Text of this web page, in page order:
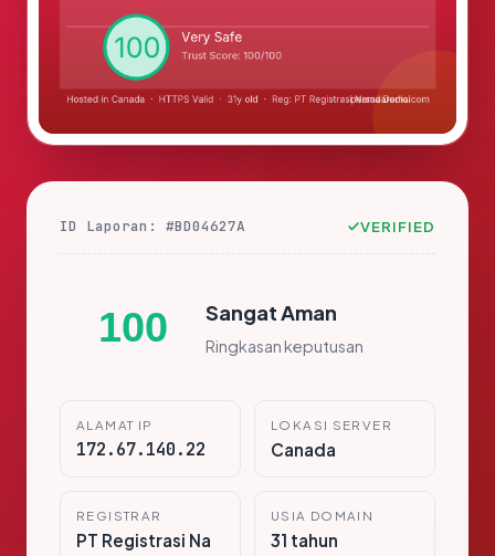
ID Laporan: #BD04627A VERIFIED
100 Sangat Aman
Ringkasan keputusan
ALAMAT IP
172.67.140.22
LOKASI SERVER
Canada
REGISTRAR
PT Registrasi Na
USIA DOMAIN
31 tahun